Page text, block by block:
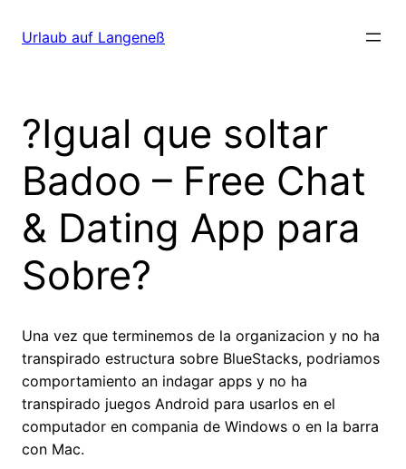
zumUrlaub auf Langeneß
?Igual que soltar
Badoo – Free Chat
& Dating App para
Sobre?
Una vez que terminemos de la organizacion y no ha
transpirado estructura sobre BlueStacks, podri­amos
comportamiento an indagar apps y no ha
transpirado juegos Android para usarlos en el
computador en compania de Windows o en la barra
con Mac.